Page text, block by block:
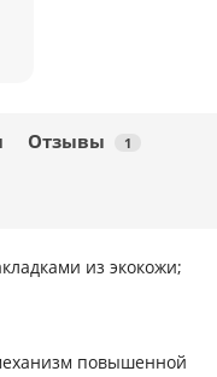
Отзывы 1
из экокожи;
повышенной